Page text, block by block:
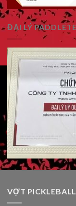
ĐẠI LÝ
VỢT